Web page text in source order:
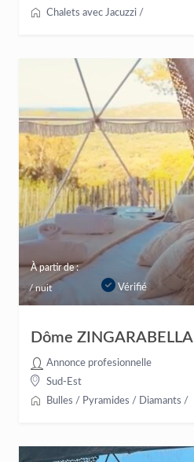
Chalets avec Jacuzzi /
À partir de :
/ nuit Vérifié
Dôme ZINGARABELLA
Annonce profesionnelle
Sud-Est
Bulles / Pyramides / Diamants /